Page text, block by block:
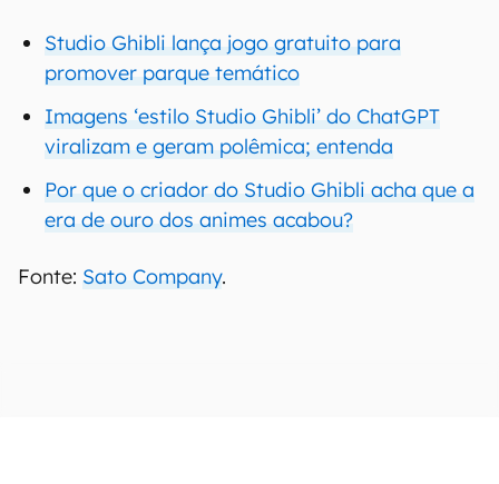
Studio Ghibli lança jogo gratuito para
promover parque temático
Imagens ‘estilo Studio Ghibli’ do ChatGPT
viralizam e geram polêmica; entenda
Por que o criador do Studio Ghibli acha que a
era de ouro dos animes acabou?
Fonte: Sato Company.